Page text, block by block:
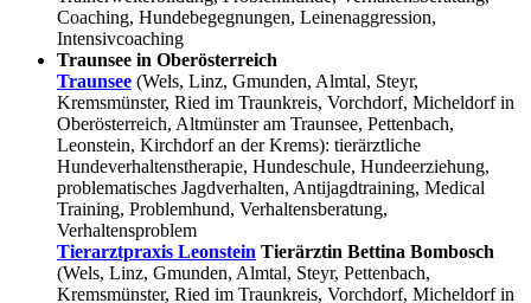
Coaching, Hundebegegnungen, Leinenaggression,
Intensivcoaching
Traunsee in Oberösterreich
Traunsee (Wels, Linz, Gmunden, Almtal, Steyr,
Kremsmünster, Ried im Traunkreis, Vorchdorf, Micheldorf in
Oberösterreich, Altmünster am Traunsee, Pettenbach,
Leonstein, Kirchdorf an der Krems): tierärztliche
Hundeverhaltenstherapie, Hundeschule, Hundeerziehung,
problematisches Jagdverhalten, Antijagdtraining, Medical
Training, Problemhund, Verhaltensberatung,
Verhaltensproblem
Tierarztpraxis Leonstein Tierärztin Bettina Bombosch
(Wels, Linz, Gmunden, Almtal, Steyr, Pettenbach,
Kremsmünster, Ried im Traunkreis, Vorchdorf, Micheldorf in